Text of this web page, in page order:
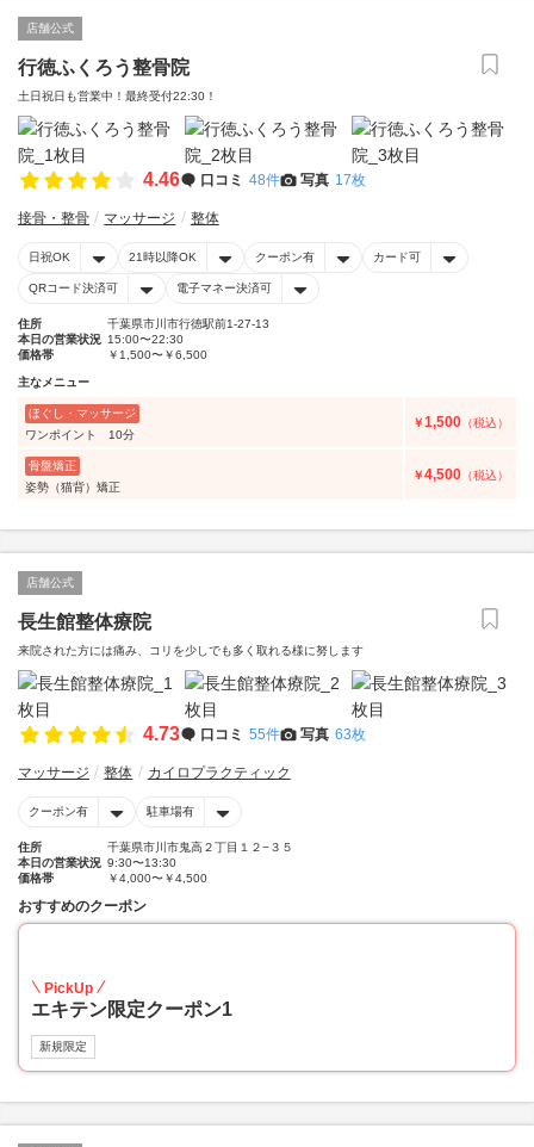
店舗公式
行徳ふくろう整骨院
土日祝日も営業中！最終受付22:30！
4.46 口コミ 48件 写真 17枚
接骨・整骨 マッサージ 整体
日祝OK 21時以降OK クーポン有 カード可
QRコード決済可 電子マネー決済可
住所
千葉県市川市行徳駅前1-27-13
本日の営業状況 15:00〜22:30
価格帯
￥1,500〜￥6,500
主なメニュー
ほぐし・マッサージ
ワンポイント 10分
￥1,500 （税込）
骨盤矯正
姿勢（猫背）矯正
￥4,500 （税込）
店舗公式
長生館整体療院
来院された方には痛み、コリを少しでも多く取れる様に努します
4.73 口コミ 55件 写真 63枚
マッサージ 整体 カイロプラクティック
クーポン有 駐車場有
住所
千葉県市川市鬼高２丁目１２−３５
本日の営業状況 9:30〜13:30
価格帯
￥4,000〜￥4,500
おすすめのクーポン
PickUp
エキテン限定クーポン1
新規限定